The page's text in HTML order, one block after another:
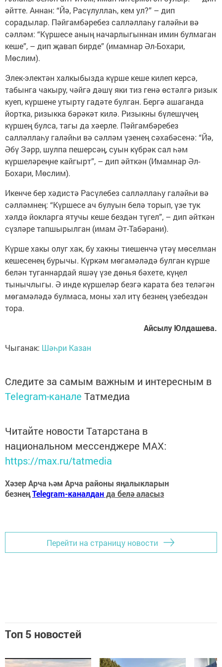
әйтте. Аннан: “Йә, Расүлуллаһ, кем ул?” – дип
сорадылар. Пәйгамбәребез салләллаһу галәйһи вә
сәлләм: “Күршесе аның начарлыгыннан имин булмаган
кеше”, – дип җавап бирде” (имамнар Әл-Бохари,
Мөслим).
Элек-электән халкыбызда күрше кеше килеп керсә,
табынга чакыру, чәйгә дәшү яки тиз генә өстәлгә ризык
куеп, күршене утырту гадәте булган. Бергә ашаганда
йортка, ризыкка бәрәкәт килә. Ризыкны бүлешүчең
күршең булса, тагы да хәерле. Пәйгамбәребез
салләллаһу галәйһи вә сәлләм үзенең сәхабәсенә: “Йә,
Әбү Зәрр, шулпа пешерсәң, суын күбрәк сал һәм
күршеләреңне кайгырт”, – дип әйткән (Имамнар Әл-
Бохари, Мөслим).
Икенче бер хәдистә Расүлебез салләллаһу галәйһи вә
сәлләмнең: “Күршесе ач булуын белә торып, үзе тук
хәлдә йокларга ятучы кеше бездән түгел”, – дип әйткән
сүзләре тапшырылган (имам Әт-Табәрани).
Күрше хакы олуг хак, бу хакны тиешенчә үтәү мөселман
кешесенең бурычы. Күркәм мөгамәләдә булган күрше
белән туганнардай яшәү үзе дөнья бәхете, күңел
тынычлыгы. Ә инде күршеләр безгә карата без теләгән
мөгамәләдә булмаса, моны хәл итү безнең үзебездән
тора.
Айсылу Юлдашева.
Чыганак: Шәһри Казан
Следите за самым важным и интересным в
Telegram-канале Татмедиа
Читайте новости Татарстана в
национальном мессенджере MАХ:
https://max.ru/tatmedia
Хәзер Арча һәм Арча районы яңалыкларын
безнеңTelegram-каналданда белә аласыз
Перейти на страницу новости
Топ 5 новостей